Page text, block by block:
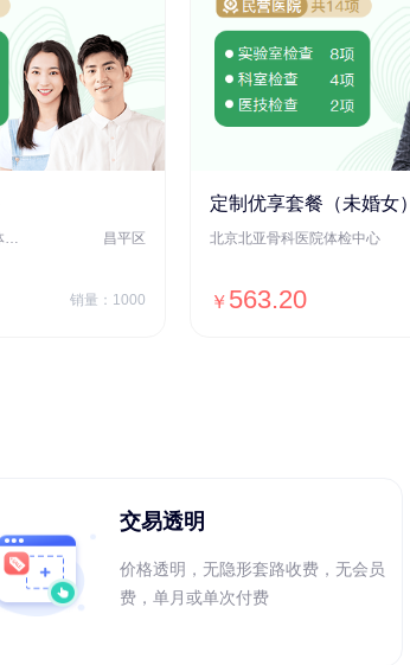
北京市昌平区中医医院体检中心 昌平区
销量：1000
定制优享套餐（未婚女）
北京北亚骨科医院体检中心
￥ 563.20
交易透明
价格透明，无隐形套路收费，无会员
费，单月或单次付费